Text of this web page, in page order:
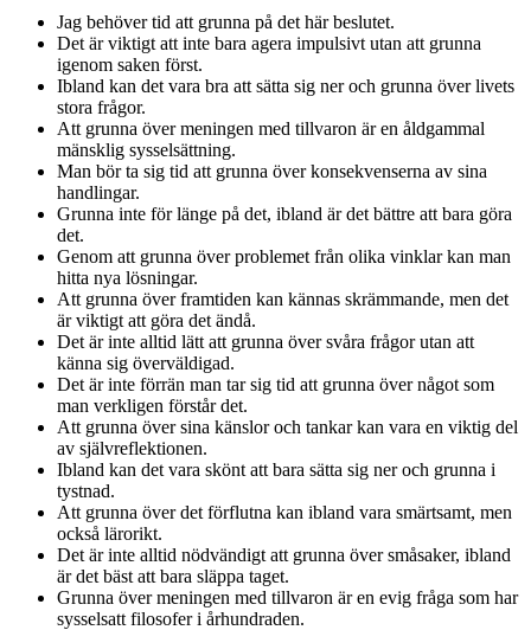
Jag behöver tid att grunna på det här beslutet.
Det är viktigt att inte bara agera impulsivt utan att grunna
igenom saken först.
Ibland kan det vara bra att sätta sig ner och grunna över livets
stora frågor.
Att grunna över meningen med tillvaron är en åldgammal
mänsklig sysselsättning.
Man bör ta sig tid att grunna över konsekvenserna av sina
handlingar.
Grunna inte för länge på det, ibland är det bättre att bara göra
det.
Genom att grunna över problemet från olika vinklar kan man
hitta nya lösningar.
Att grunna över framtiden kan kännas skrämmande, men det
är viktigt att göra det ändå.
Det är inte alltid lätt att grunna över svåra frågor utan att
känna sig överväldigad.
Det är inte förrän man tar sig tid att grunna över något som
man verkligen förstår det.
Att grunna över sina känslor och tankar kan vara en viktig del
av självreflektionen.
Ibland kan det vara skönt att bara sätta sig ner och grunna i
tystnad.
Att grunna över det förflutna kan ibland vara smärtsamt, men
också lärorikt.
Det är inte alltid nödvändigt att grunna över småsaker, ibland
är det bäst att bara släppa taget.
Grunna över meningen med tillvaron är en evig fråga som har
sysselsatt filosofer i århundraden.